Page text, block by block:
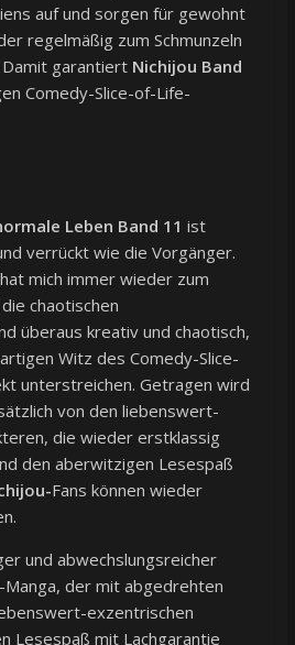
auf und sorgen für gewohnt
regelmäßig zum Schmunzeln
garantiert Nichijou Band
Comedy-Slice-of-Life-
Leben Band 11 ist
verrückt wie die Vorgänger.
mich immer wieder zum
chaotischen
überaus kreativ und chaotisch,
Witz des Comedy-Slice-
unterstreichen. Getragen wird
von den liebenswert-
die wieder erstklassig
den aberwitzigen Lesespaß
Fans können wieder
und abwechslungsreicher
der mit abgedrehten
exzentrischen
Lesespaß mit Lachgarantie